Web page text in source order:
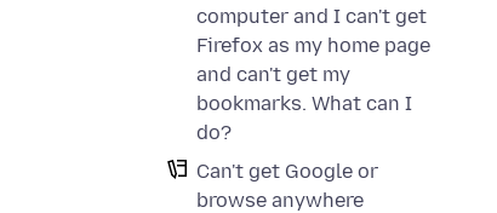
computer and I can't get
Firefox as my home page
and can't get my
bookmarks. What can I
do?
Can't get Google or
browse anywhere